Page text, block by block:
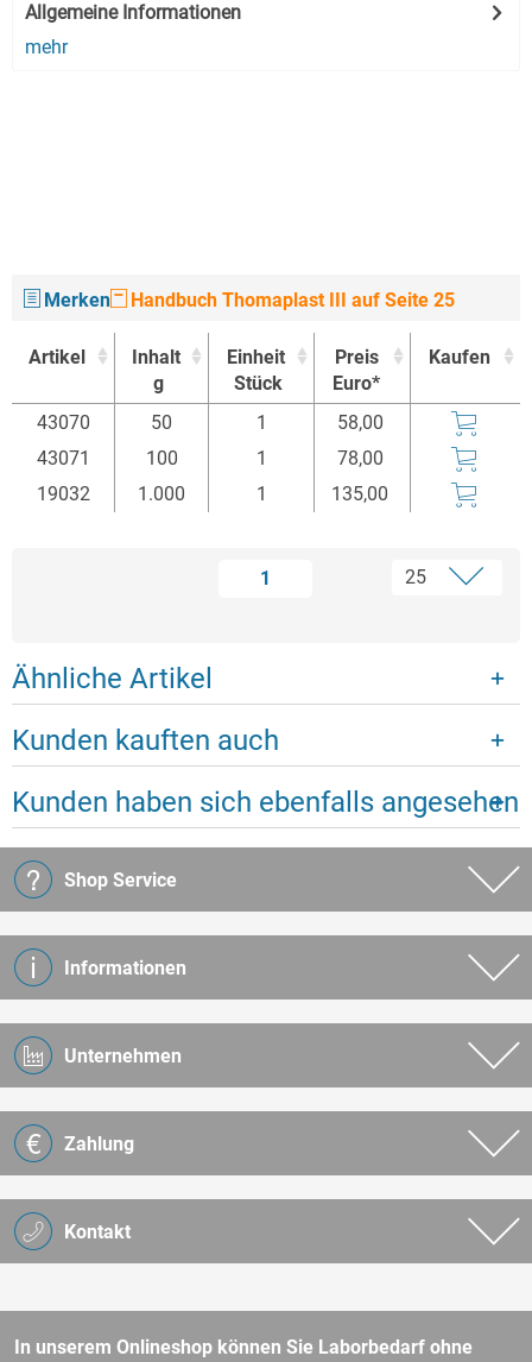
Allgemeine Informationen
mehr
Merken Handbuch Thomaplast III auf Seite 25
Artikel
Inhalt
g
Einheit
Stück
Preis
Euro*
Kaufen
Artikel
Inhalt
Einheit
Preis
Kaufen
43070 50 1
58,00
43071
100 1
78,00
19032
1.000 1 135,00
1
Ähnliche Artikel
Kunden kauften auch
Kunden haben sich ebenfalls angesehen
Kontakt
Shop Service
Informationen
Unternehmen
Zahlung
In unserem Onlineshop können Sie Laborbedarf ohne